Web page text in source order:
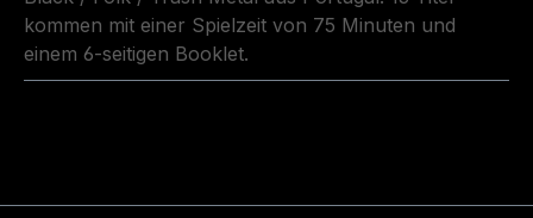
kommen mit einer Spielzeit von 75 Minuten und
einem 6-seitigen Booklet.